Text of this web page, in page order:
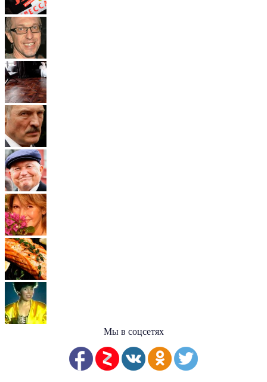
Мы в соцсетях